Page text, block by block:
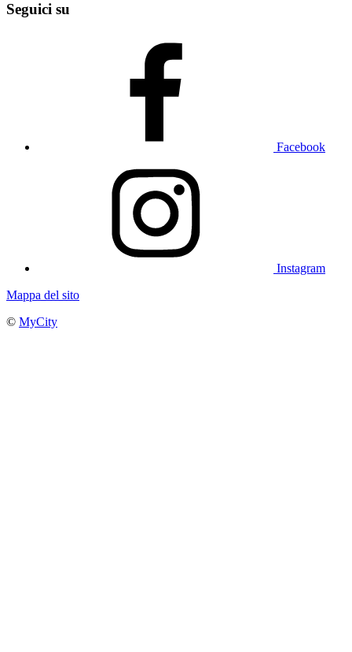
Seguici su
Facebook
Instagram
Mappa del sito
© MyCity